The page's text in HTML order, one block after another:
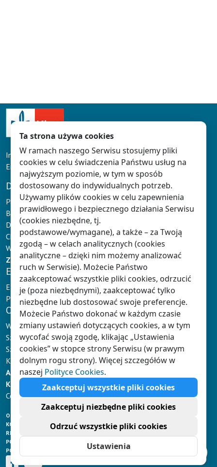
Infolinia: tel. 61 626 90 90
Email:doradcy@klett.pl
DLA NAUCZYCIELA
Panel Nauczyciela
Baza wiedzy
Dokumentacja Nauczyciela
Chmura Klett
Wydarzenia
Zalogujlubzarejestruj się
E-NAUCZANIE
E-podręczniki Klett
Platformy e-learningowe
OFERTA
Wychowanie przedszkolne
Szkoły
Szkoły językowe i wyższe
Książki dla dzieci
AKTUALNOŚCI
KSIĘGARNIA
Copyright © Klett Polska sp. z o.o.
O NAS
KONTAKT
REGULAMIN KSIĘGARNI
POLITYKA PRYWATNOŚCI
POLITYKA COOKIES
Ustawienia Cookies
Ta strona używa cookies
W ramach naszego Serwisu stosujemy pliki
cookies w celu świadczenia Państwu usług na
najwyższym poziomie, w tym w sposób
dostosowany do indywidualnych potrzeb.
Używamy plików cookies w celu zapewnienia
prawidłowego i bezpiecznego działania Serwisu
(cookies niezbędne, tj.
podstawowe/wymagane), a także – za Twoją
zgodą – w celach analitycznych (cookies
analityczne – dzięki nim możemy analizować
ruch w Serwisie). Możecie Państwo
zaakceptować wszystkie pliki cookies, odrzucić
je (poza niezbędnymi), zaakceptować tylko
niezbędne lub dostosować swoje preferencje.
Możecie Państwo dokonać w każdym czasie
zmiany ustawień dotyczących cookies, a w tym
wycofać swoją zgodę, klikając „Ustawienia
cookies” w stopce strony Serwisu (w prawym
dolnym rogu strony). Więcej szczegółów w
naszej Polityce Cookies.
Zaakceptuj wszystkie pliki cookies
Zaakceptuj niezbędne pliki cookies
Odrzuć wszystkie pliki cookies
Ustawienia